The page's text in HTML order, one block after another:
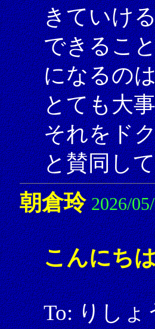
きていけ
できるこ
になるの
とても大
それをド
と賛同し
朝倉玲 2026/
こんにち
To: りしょ